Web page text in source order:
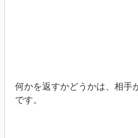
何かを返すかどうかは、相手
です。